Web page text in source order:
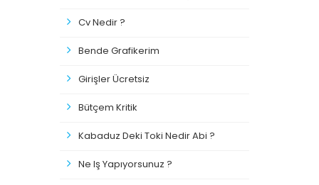
Cv Nedir ?
Bende Grafikerim
Girişler Ücretsiz
Bütçem Kritik
Kabaduz Deki Toki Nedir Abi ?
Ne Iş Yapıyorsunuz ?